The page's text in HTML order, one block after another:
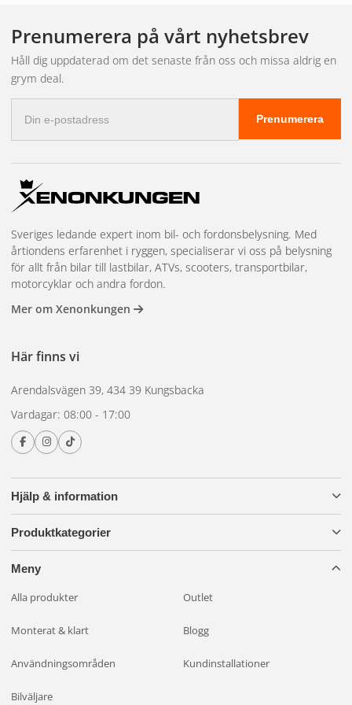
inkluderar även stenskottsskyddoch
monteringsinstruktioner.
Vi erbjuder paket med ramper från
specifika paketmed infällnadsfästen anpassade för Tesla
Behöver du mer än
paketet innehåller?
Kör du en nyare bil med CANbus-system rekommenderar vi
att du kompletterar paketet med en
alternativ kan du göra det – ramp och kabelsats fungerar
likadant oavsett fäste.
Vill du slippa installationen helt? Med
monterar vi åt dig till fast pris. Frågor om vilket paket som
passar?Kontakta oss
Prenumerera på vårt nyhetsbrev
Håll dig uppdaterad om det senaste från oss och missa aldrig en
grym deal.
postadress
Prenumerera
Hjälp & information
Produktkategorier
Meny
Alla produkter Outlet
Monterat & klart Blogg
Användningsområden Kundinstallationer
Bilväljare
Sveriges ledande expert inom bil- och fordonsbelysning. Med
årtiondens erfarenhet i ryggen, specialiserar vi oss på belysning
för allt från bilar till lastbilar, ATVs, scooters, transportbilar,
motorcyklar och andra fordon.
Mer om Xenonkungen
Här finns vi
Arendalsvägen 39, 434 39 Kungsbacka
Vardagar: 08:00 - 17:00